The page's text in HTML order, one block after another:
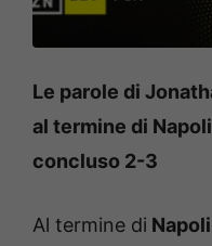
Le parole di
al termine di
concluso 2-3
Al termine di